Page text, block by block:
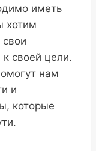
иметь
хотим
своей цели.
нам
и
которые